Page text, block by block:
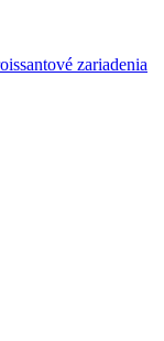
zariadenia